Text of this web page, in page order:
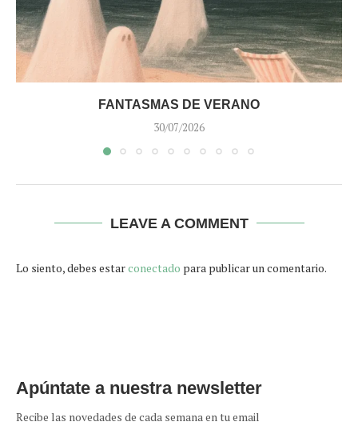
FANTASMAS DE VERANO
30/07/2026
LEAVE A COMMENT
Lo siento, debes estarconectado para publicar un comentario.
Apúntate a nuestra newsletter
Recibe las novedades de cada semana en tu email